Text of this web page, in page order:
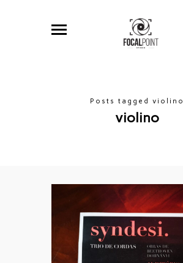
Posts tagged violino
violino